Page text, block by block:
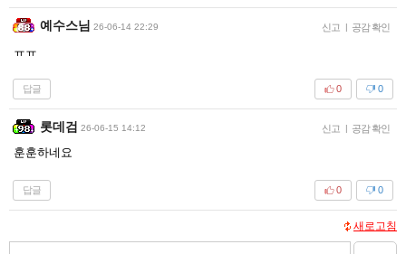
예수스님 26-06-14 22:29 신고 | 공감 확인
ㅠㅠ
답글 0
0
롯데검 26-06-15 14:12 신고 | 공감 확인
훈훈하네요
답글 0
0
새로고침